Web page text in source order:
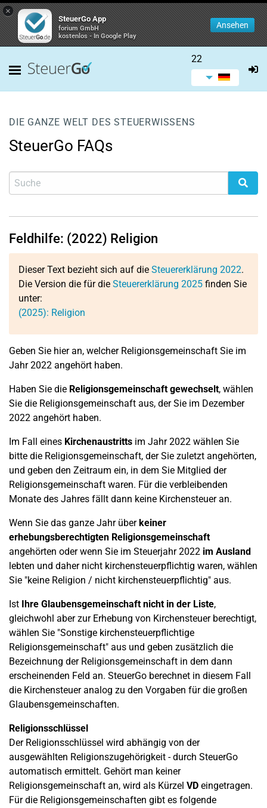
×
SteuerGo App
forium GmbH
kostenlos - In Google Play
Ansehen
22
DIE GANZE WELT DES STEUERWISSENS
SteuerGo FAQs
Feldhilfe: (2022) Religion
Dieser Text bezieht sich auf die Steuererklärung 2022.
Die Version die für die Steuererklärung 2025 finden Sie
unter:
(2025): Religion
Geben Sie hier an, welcher Religionsgemeinschaft Sie im
Jahr 2022 angehört haben.
Haben Sie die Religionsgemeinschaft gewechselt, wählen
Sie die Religionsgemeinschaft aus, der Sie im Dezember
2022 angehört haben.
Im Fall eines Kirchenaustritts im Jahr 2022 wählen Sie
bitte die Religionsgemeinschaft, der Sie zuletzt angehörten,
und geben den Zeitraum ein, in dem Sie Mitglied der
Religionsgemeinschaft waren. Für die verbleibenden
Monate des Jahres fällt dann keine Kirchensteuer an.
Wenn Sie das ganze Jahr überkeiner
erhebungsberechtigten Religionsgemeinschaft
angehörten oder wenn Sie im Steuerjahr 2022 im Ausland
lebten und daher nicht kirchensteuerpflichtig waren, wählen
Sie "keine Religion / nicht kirchensteuerpflichtig" aus.
Ist Ihre Glaubensgemeinschaft nicht in der Liste,
gleichwohl aber zur Erhebung von Kirchensteuer berechtigt,
wählen Sie "Sonstige kirchensteuerpflichtige
Religionsgemeinschaft" aus und geben zusätzlich die
Bezeichnung der Religionsgemeinschaft in dem dann
erscheinenden Feld an. SteuerGo berechnet in diesem Fall
die Kirchensteuer analog zu den Vorgaben für die großen
Glaubensgemeinschaften.
Religionsschlüssel
Der Religionsschlüssel wird abhängig von der
ausgewählten Religionszugehörigkeit - durch SteuerGo
automatisch ermittelt. Gehört man keiner
Religionsgemeinschaft an, wird als Kürzel VD eingetragen.
Für die Religionsgemeinschaften gibt es folgende